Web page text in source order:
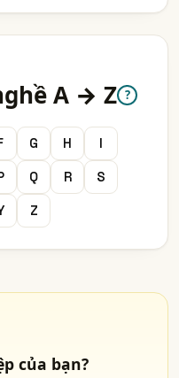
A → Z ?
G H
I
Q R
S
Z
của bạn?